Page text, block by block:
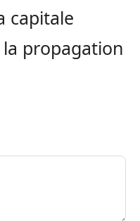
capitale
propagation